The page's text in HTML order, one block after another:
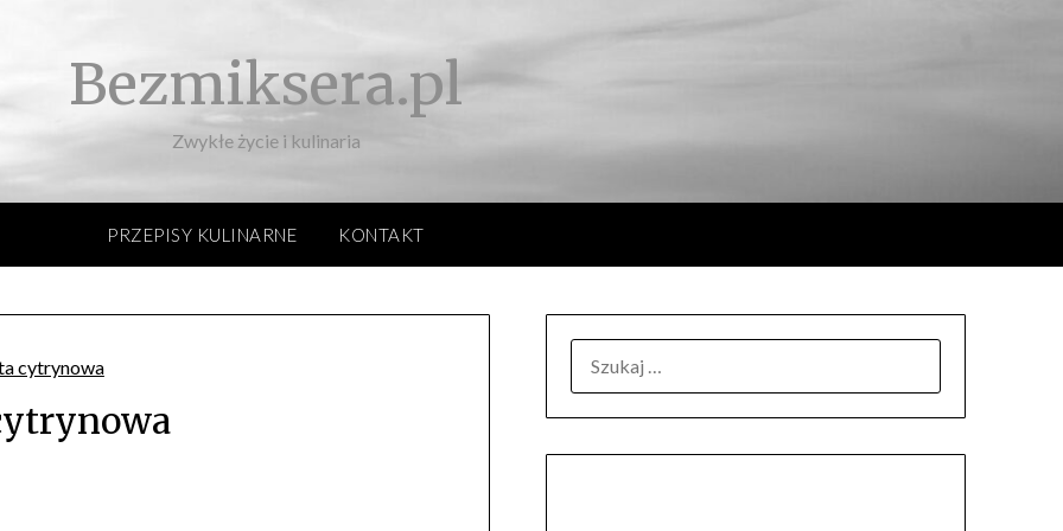
Bezmiksera.pl
Zwykłe życie i kulinaria
PRZEPISY KULINARNE KONTAKT